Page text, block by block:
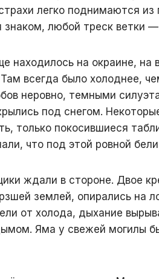
легко поднимаются
знаком, любой треск ветки
находилось на окраине,
всегда было холоднее,
неровно, темными
под снегом.
только покосившиеся
что под этой ровной
ждали в стороне. Двое
землей, опирались на
от холода, дыхание
Яма у свежей могилы